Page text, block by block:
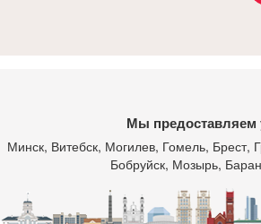
Мы предоставляем
Минск, Витебск, Могилев, Гомель,
Бобруйск, Мозырь,